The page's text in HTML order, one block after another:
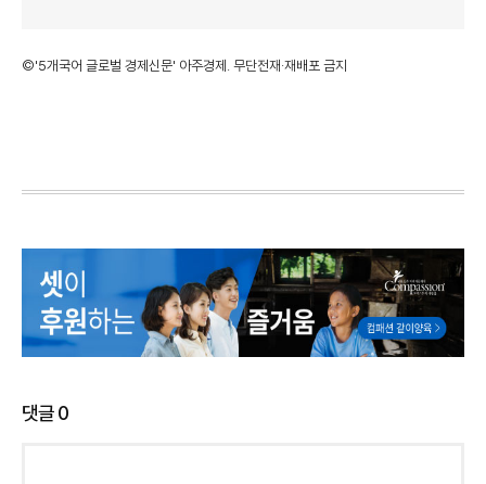
©'5개국어 글로벌 경제신문' 아주경제. 무단전재·재배포 금지
댓글0